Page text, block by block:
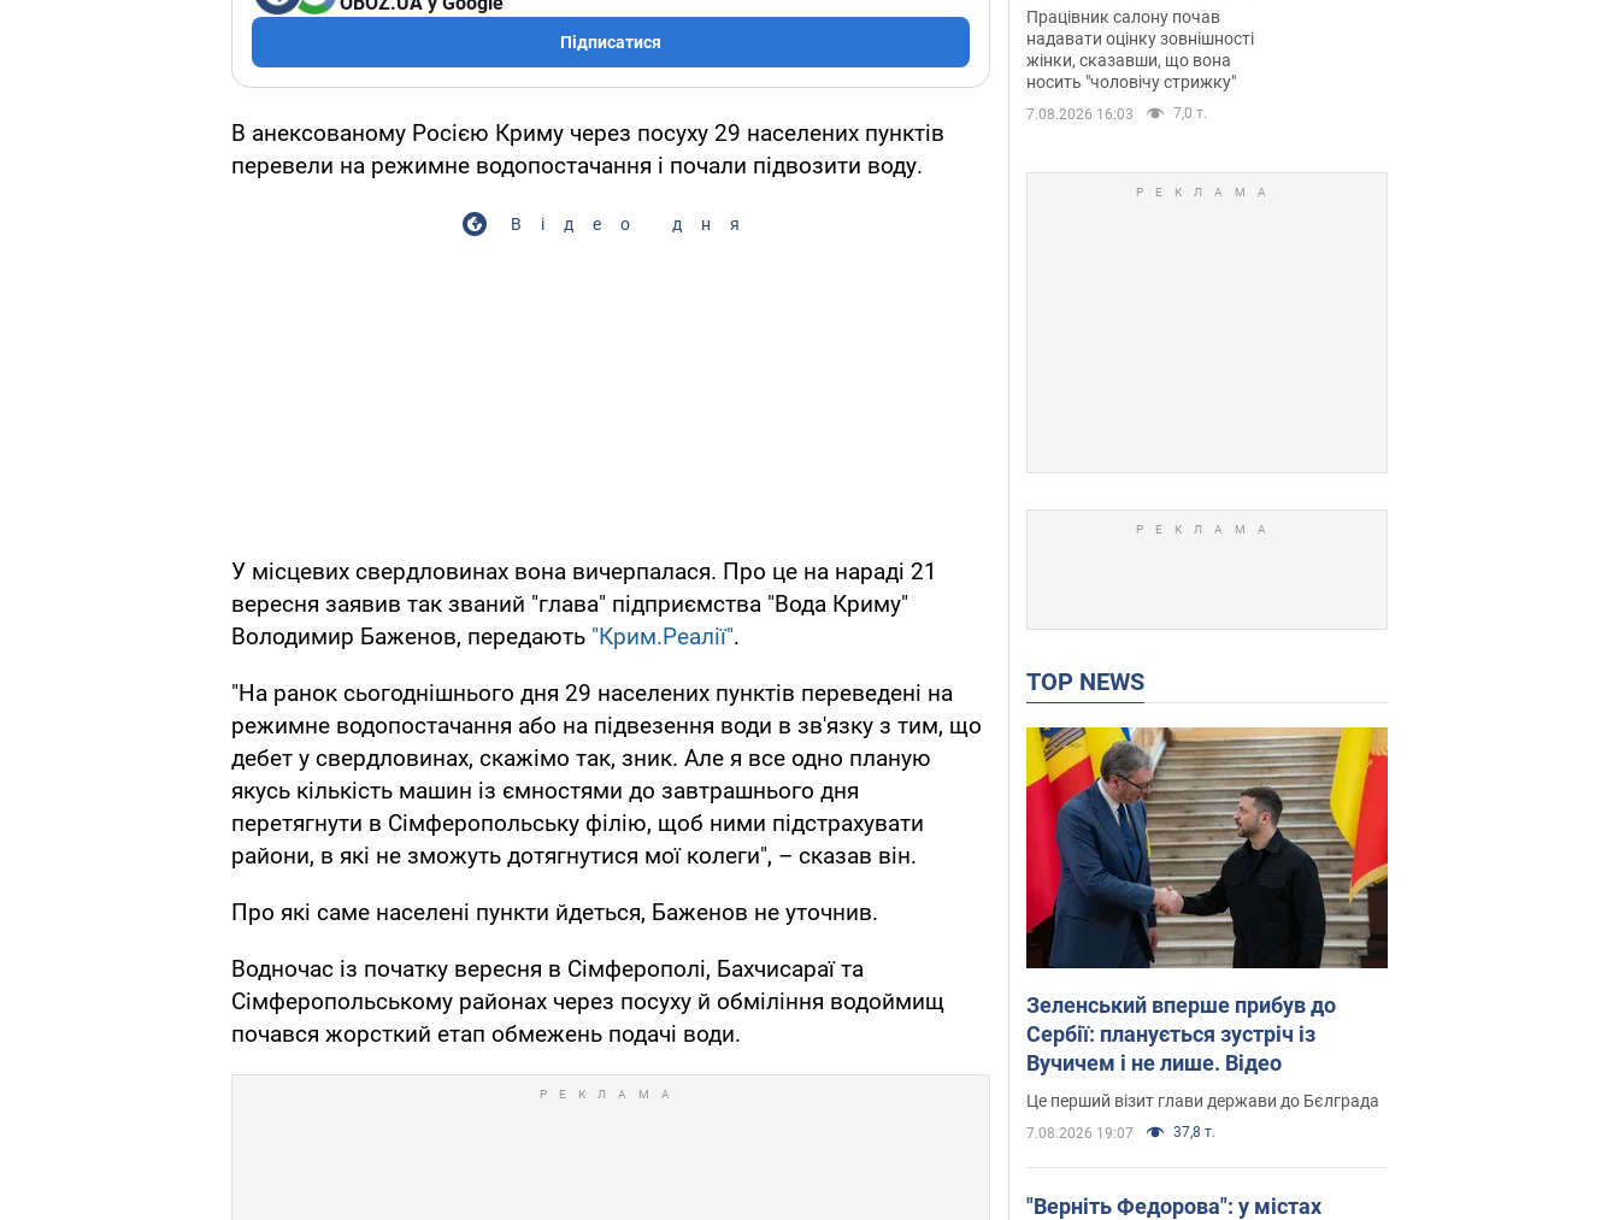
Підписатися
В анексованому Росією Криму через посуху 29 населених пунктів
перевели на режимне водопостачання і почали підвозити воду.
Відео дня
У місцевих свердловинах вона вичерпалася. Про це на нараді 21
вересня заявив так званий "глава" підприємства "Вода Криму"
Володимир Баженов, передають "Крим.Реалії".
"На ранок сьогоднішнього дня 29 населених пунктів переведені на
режимне водопостачання або на підвезення води в зв'язку з тим, що
дебет у свердловинах, скажімо так, зник. Але я все одно планую
якусь кількість машин із ємностями до завтрашнього дня
перетягнути в Сімферопольську філію, щоб ними підстрахувати
райони, в які не зможуть дотягнутися мої колеги", – сказав він.
Про які саме населені пункти йдеться, Баженов не уточнив.
Водночас із початку вересня в Сімферополі, Бахчисараї та
Сімферопольському районах через посуху й обміління водоймищ
почався жорсткий етап обмежень подачі води.
після хімієтерапії,
розгорівся скандал.
Фото
Працівник салону почав
надавати оцінку зовнішності
жінки, сказавши, що вона
носить "чоловічу стрижку"
7.08.2026 16:03 7,0 т.
TOP NEWS
Зеленський вперше прибув до
Сербії: планується зустріч із
Вучичем і не лише. Відео
Це перший візит глави держави до Бєлграда
7.08.2026 19:07 37,8 т.
"Верніть Федорова": у містах